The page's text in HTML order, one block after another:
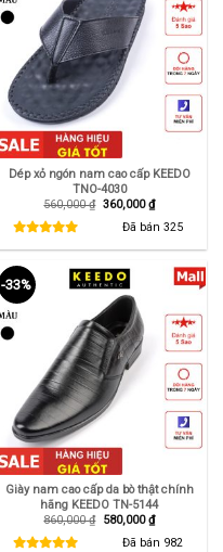
Dép xỏ ngón nam cao cấp KEEDO
TNO-4030
560,000₫ Giá
560,000 ₫.
360,000₫Giá
hiện
tại
là:
360,000 ₫.
Đã bán 325
-33%
Giày nam cao cấp da bò thật chính
hãng KEEDO TN-5144
860,000₫ Giá
580,000₫Giá
hiện
tại
Đã bán 982